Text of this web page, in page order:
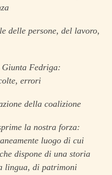
delle persone, del lavoro,
Fedriga:
errori
della coalizione
la nostra forza:
luogo di cui
dispone di una storia
lingua, di patrimoni